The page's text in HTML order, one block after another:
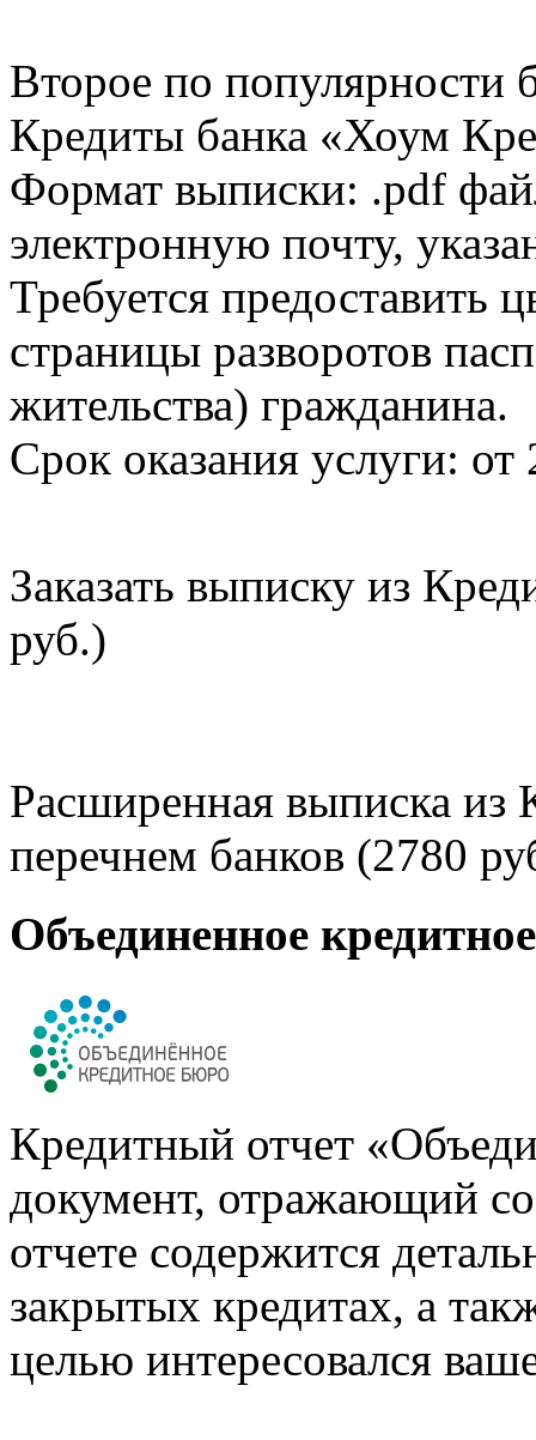
Второе по популярности
Кредиты банка «Хоум
Формат выписки: .pdf
электронную почту,
Требуется предоставить
страницы разворотов
жительства) гражданина.
Срок оказания услуги: от
Заказать выписку из
руб.)
Расширенная выписка из
перечнем банков (2780
Объединенное
Кредитный отчет
документ, отражающий
отчете содержится
закрытых кредитах, а
целью интересовался